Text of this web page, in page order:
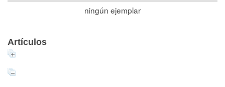
ningún ejemplar
Artículos